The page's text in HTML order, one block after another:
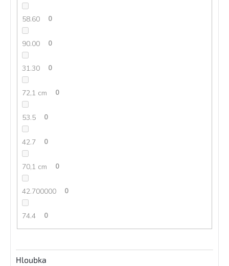
58.60 0
90.00 0
31.30 0
72,1 cm 0
53.5 0
42.7 0
70,1 cm 0
42.700000 0
74.4 0
Hloubka